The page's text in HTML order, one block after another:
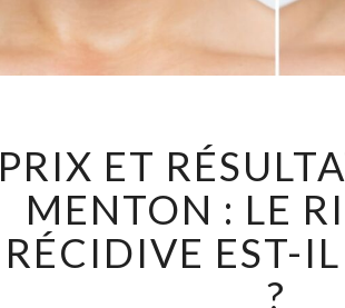
ET
:
LE
PRIX ET
MENTON : LE
RÉCIDIVE EST-
?